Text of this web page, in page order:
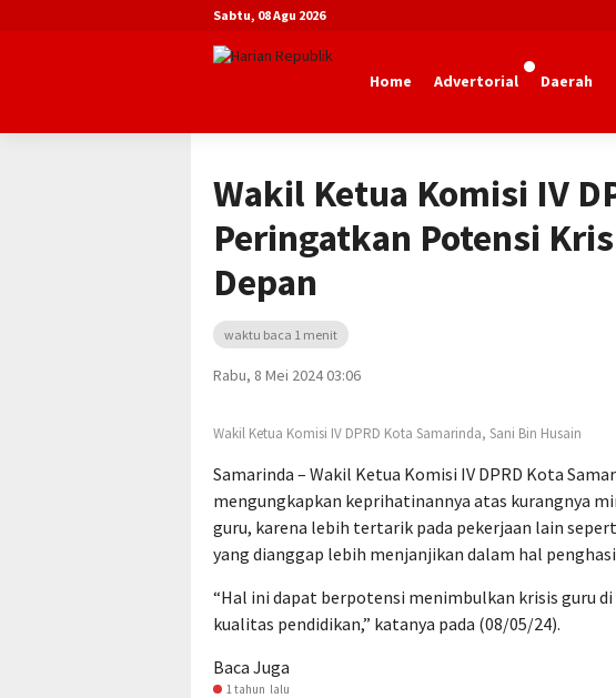
Sabtu, 08 Agu 2026
Home Advertorial Daerah
Wakil Ketua Komisi IV
Peringatkan Potensi
Depan
waktu baca 1 menit
Rabu, 8 Mei 2024 03:06
Wakil Ketua Komisi IV DPRD Kota Samarinda, Sani Bin Husain
Samarinda – Wakil Ketua Komisi IV DPRD Kota
mengungkapkan keprihatinannya atas kurangnya
guru, karena lebih tertarik pada pekerjaan lain
yang dianggap lebih menjanjikan dalam hal
“Hal ini dapat berpotensi menimbulkan krisis guru di
kualitas pendidikan,” katanya pada (08/05/24).
Baca Juga
1 tahun lalu